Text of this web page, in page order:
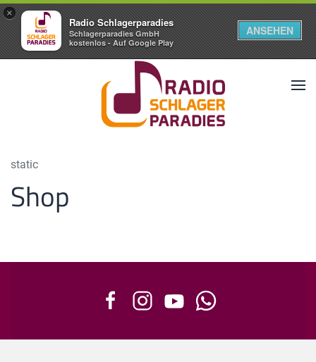
×
Radio Schlagerparadies
Schlagerparadies GmbH
kostenlos - Auf Google Play
ANSEHEN
static
Shop